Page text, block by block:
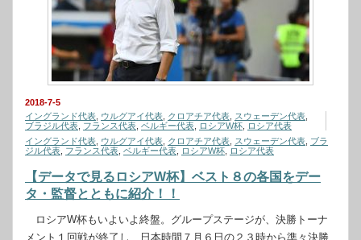
2018-7-5
イングランド代表 ウルグアイ代表 クロアチア代表 スウェーデン代表
ブラジル代表 フランス代表 ベルギー代表 ロシアW杯
ロシア代表
イングランド代表 ウルグアイ代表 クロアチア代表 スウェーデン代表 ブラ
ジル代表 フランス代表 ベルギー代表 ロシアW杯 ロシア代表
【データで見るロシアW杯】ベスト８の各国をデー
タ・監督とともに紹介！！
ロシアW杯もいよいよ終盤。グループステージが、決勝トーナ
メント１回戦が終了し、日本時間７月６日の２３時から準々決勝